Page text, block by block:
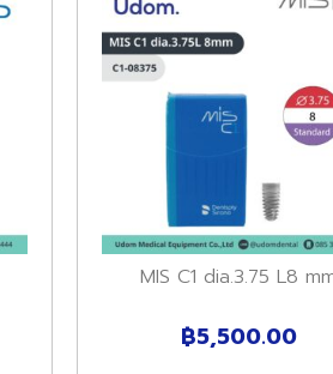
MIS C1 dia.3.75 L8
฿5,500.00